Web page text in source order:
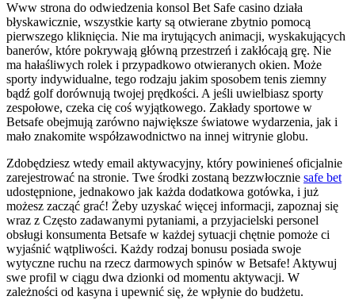
Www strona do odwiedzenia konsol Bet Safe casino działa
błyskawicznie, wszystkie karty są otwierane zbytnio pomocą
pierwszego kliknięcia. Nie ma irytujących animacji, wyskakujących
banerów, które pokrywają główną przestrzeń i zakłócają grę. Nie
ma hałaśliwych rolek i przypadkowo otwieranych okien. Może
sporty indywidualne, tego rodzaju jakim sposobem tenis ziemny
bądź golf dorównują twojej prędkości. A jeśli uwielbiasz sporty
zespołowe, czeka cię coś wyjątkowego. Zakłady sportowe w
Betsafe obejmują zarówno największe światowe wydarzenia, jak i
mało znakomite współzawodnictwo na innej witrynie globu.
Zdobędziesz wtedy email aktywacyjny, który powinieneś oficjalnie
zarejestrować na stronie. Twe środki zostaną bezzwłocznie safe bet
udostępnione, jednakowo jak każda dodatkowa gotówka, i już
możesz zacząć grać! Żeby uzyskać więcej informacji, zapoznaj się
wraz z Często zadawanymi pytaniami, a przyjacielski personel
obsługi konsumenta Betsafe w każdej sytuacji chętnie pomoże ci
wyjaśnić wątpliwości. Każdy rodzaj bonusu posiada swoje
wytyczne ruchu na rzecz darmowych spinów w Betsafe! Aktywuj
swe profil w ciągu dwa dzionki od momentu aktywacji. W
zależności od kasyna i upewnić się, że wpłynie do budżetu.